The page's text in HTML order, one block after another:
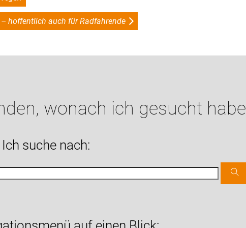
hoffentlich auch für Radfahrende
wonach ich gesucht habe
Ich suche nach: